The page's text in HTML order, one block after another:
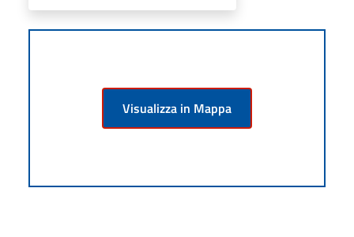
Visualizza in Mappa